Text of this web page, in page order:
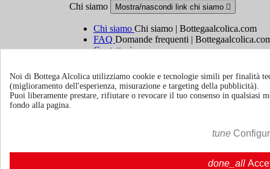
Chi siamo Mostra/nascondi link chi siamo 
Chi siamo Chi siamo | Bottegaalcolica.com
FAQ Domande frequenti |
Contattaci
Informazioni Mostra/nascondi link informazioni 
Noi di Bottega Alcolica utilizziamo cookie e tecnologie simili per finalità
(miglioramento dell'esperienza, misurazione e targeting della pubblicità).
Puoi liberamente prestare, rifiutare o revocare il tuo consenso in qualsiasi
fondo alla pagina.
tune
done_all